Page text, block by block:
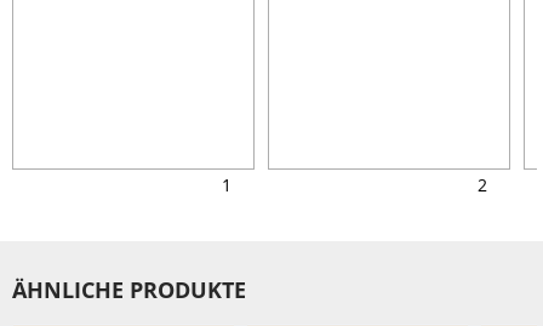
1 2
ÄHNLICHE PRODUKTE